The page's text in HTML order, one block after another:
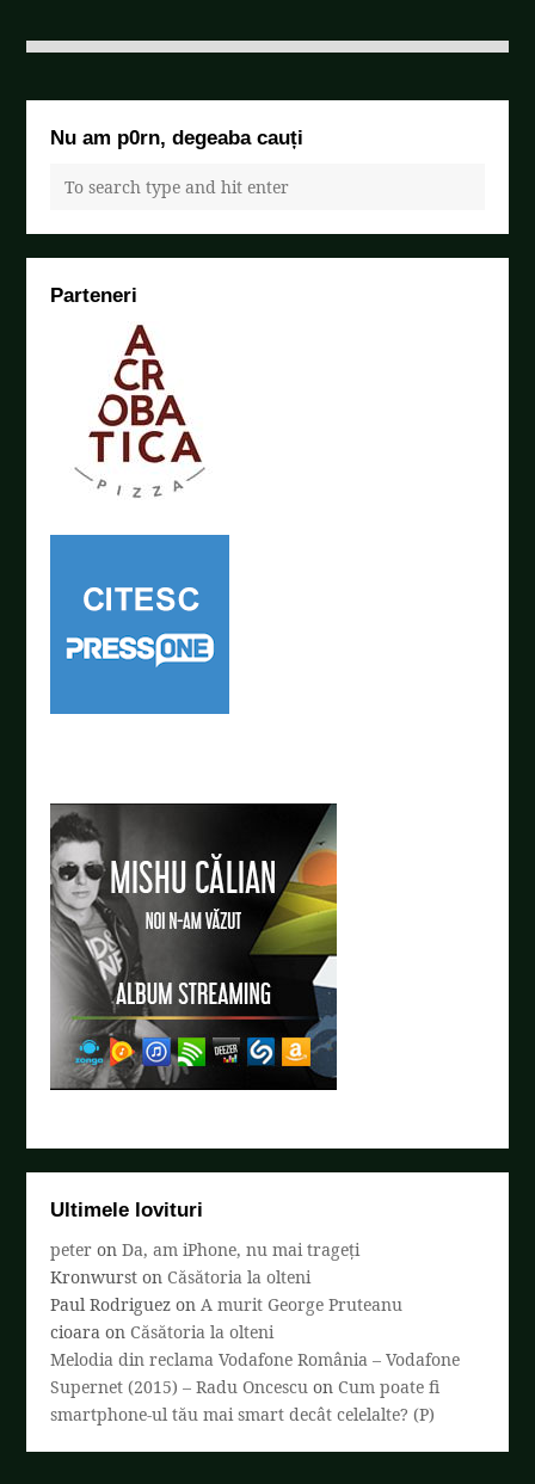
Nu am p0rn, degeaba cauți
Parteneri
Ultimele lovituri
peter onDa, am iPhone, nu mai trageți
Kronwurst onCăsătoria la olteni
Paul Rodriguez onA murit George Pruteanu
cioara onCăsătoria la olteni
Melodia din reclama Vodafone România – Vodafone
Supernet (2015) – Radu Oncescu onCum poate fi
smartphone-ul tău mai smart decât celelalte? (P)